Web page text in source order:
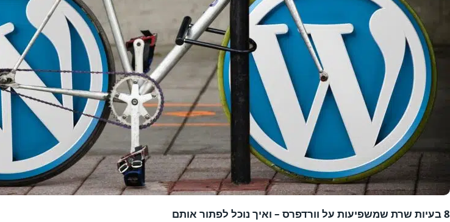
8 בעיות שרת שמשפיעות על וורדפרס – ואיך נוכל לפתור אותם